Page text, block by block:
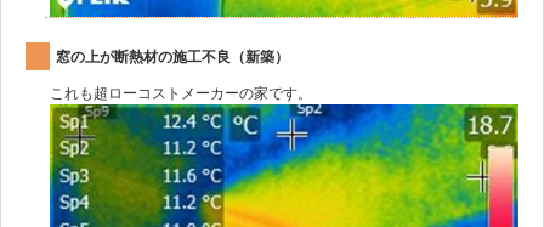
窓の上が断熱材の施工不良（新築）
これも超ローコストメーカーの家です。